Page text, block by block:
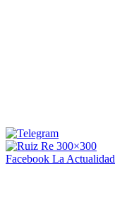
Facebook La Actualidad